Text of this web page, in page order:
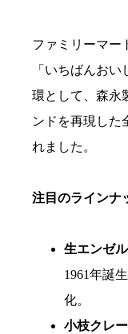
ファミリーマー
「いちばんお
環として、森永
ンドを再現した
れました。
注目のラインナ
生エンゼ
1961年誕
化。
小枝クレ